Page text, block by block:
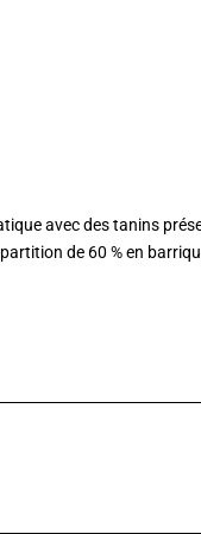
avec des tanins
de 60 % en